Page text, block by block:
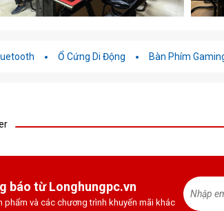
Ổ Cứng Di Động Bàn Phím
báo từ Longhungpc.vn
phẩm và các chương trình khuyến mãi khác